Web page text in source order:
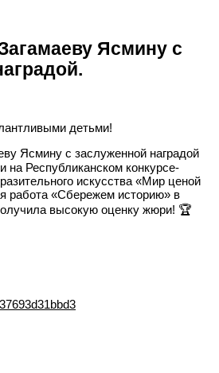
Ясмину с
детьми!
Ясмину с заслуженной наградой
Республиканском конкурсе-
искусства «Мир ценой
работа «Сбережем историю» в
высокую оценку жюри! 🏆